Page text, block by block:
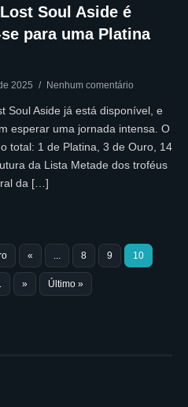
Soul Aside é
para uma Platina
2025 Nenhum comentário
Soul Aside já está disponível, e
esperar uma jornada intensa. O
total: 1 de Platina, 3 de Ouro, 14
da Lista Metade dos troféus
da […]
« ... 8 9 10
» Último »